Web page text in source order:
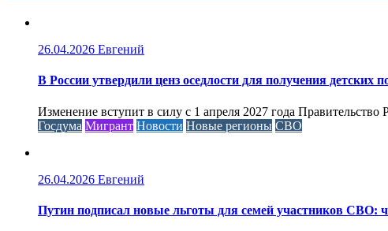
26.04.2026 Евгений
В России утвердили ценз оседлости для получения детских
Изменение вступит в силу с 1 апреля 2027 года
Госдума Мигрант Новости Новые регионы СВО
26.04.2026 Евгений
Путин подписал новые льготы для семей участников СВО: